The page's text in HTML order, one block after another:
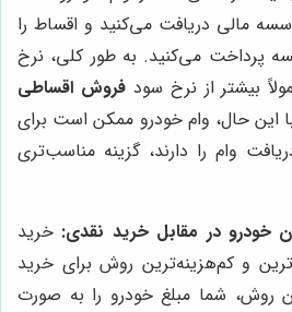
مالی دریافت می‌کنید و اقساط را
پرداخت می‌کنید. به طور کلی، نرخ
بیشتر از نرخ سودفروش اقساطی
این حال، وام خودرو ممکن است برای
وام را دارند، گزینه مناسب‌تری
خودرو در مقابل خرید نقدی: خرید
و کم‌هزینه‌ترین روش برای خرید
روش، شما مبلغ خودرو را به صورت